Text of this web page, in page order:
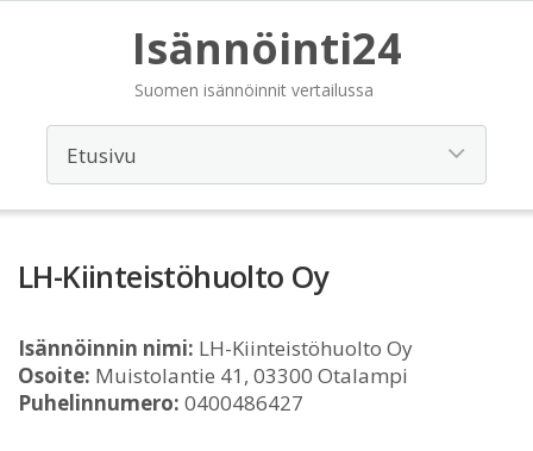
Isännöinti24
Suomen isännöinnit vertailussa
LH-Kiinteistöhuolto Oy
Isännöinnin nimi: LH-Kiinteistöhuolto Oy
Osoite: Muistolantie 41, 03300 Otalampi
Puhelinnumero: 0400486427